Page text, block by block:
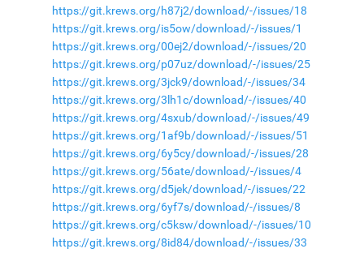
https://git.krews.org/h87j2/download/-/issues/18
https://git.krews.org/is5ow/download/-/issues/1
https://git.krews.org/00ej2/download/-/issues/20
https://git.krews.org/p07uz/download/-/issues/25
https://git.krews.org/3jck9/download/-/issues/34
https://git.krews.org/3lh1c/download/-/issues/40
https://git.krews.org/4sxub/download/-/issues/49
https://git.krews.org/1af9b/download/-/issues/51
https://git.krews.org/6y5cy/download/-/issues/28
https://git.krews.org/56ate/download/-/issues/4
https://git.krews.org/d5jek/download/-/issues/22
https://git.krews.org/6yf7s/download/-/issues/8
https://git.krews.org/c5ksw/download/-/issues/10
https://git.krews.org/8id84/download/-/issues/33